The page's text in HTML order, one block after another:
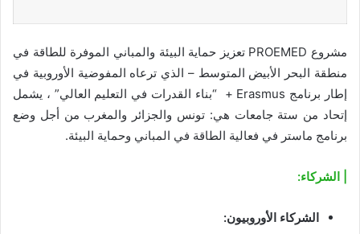
مشروع PROEMED تعزيز حماية البيئة والمباني الموفرة للطاقة في
منطقة البحر الأبيض المتوسط – الذي ترعاه المفوضية الأوروبية في
إطار برنامج Erasmus + “بناء القدرات في التعليم العالي” ، يشمل
إتحاد من ستة جامعات هي: تونس والجزائر والمغرب من أجل وضع
برنامج ماستر في فعالية الطاقة في المباني وحماية البيئة.
الشركاء:
الشركاء الأوروبيون: